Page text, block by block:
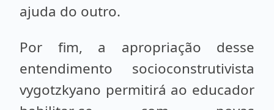
ajuda do outro.
Por fim, a apropriação desse
entendimento socioconstrutivista
vygotzkyano permitirá ao educador